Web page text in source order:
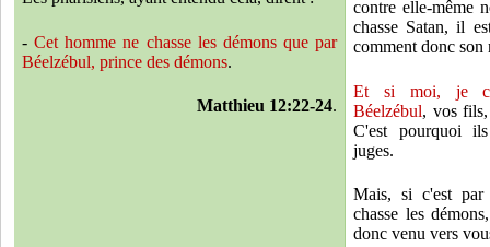
-Cet homme ne chasse les démons que par
Béelzébul, prince des démons.
Matthieu 12:22-24.
contre elle-même
chasse Satan, il
comment donc son
Et si moi, je
Béelzébul, vos
C'est pourquoi
juges.
Mais, si c'est
chasse les
donc venu vers